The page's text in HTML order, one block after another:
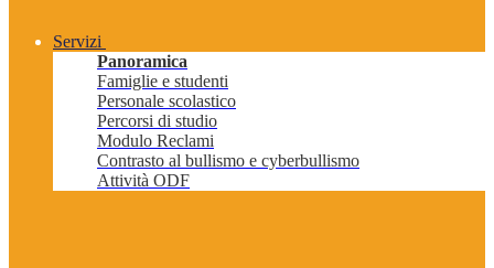
Servizi
Panoramica
Famiglie e studenti
Personale scolastico
Percorsi di studio
Modulo Reclami
Contrasto al bullismo e cyberbullismo
Attività ODF